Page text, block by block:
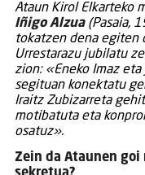
Ataun Kirol Elkarteko
Iñigo Alzua(Pasaia,
tokatzen dena egiten
Urrestarazu jubilatu
zion: «Eneko Imaz
segituan konektatu
Iraitz Zubizarreta
motibatuta eta
osatuz».
Zein da Ataunen